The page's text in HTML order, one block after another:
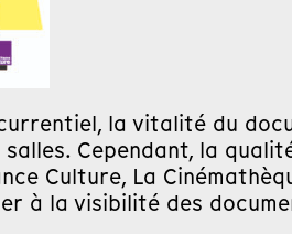
la vitalité du
Cependant, la
Culture, La
à la visibilité des